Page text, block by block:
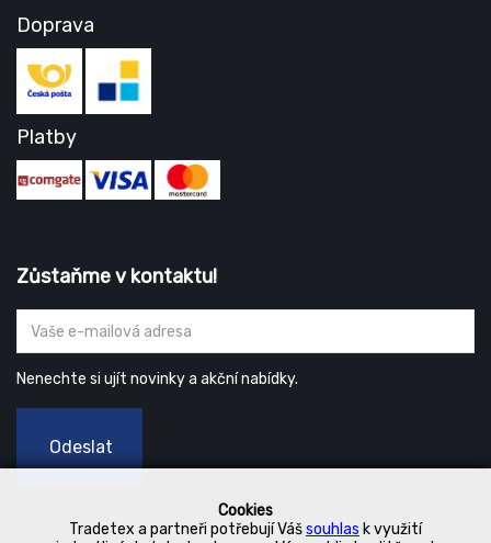
Cookies
Tradetex a partneři potřebují Vášsouhlas k využití
Doprava
Platby
Zůstaňme v kontaktu!
Nenechte si ujít novinky a akční nabídky.
Odeslat